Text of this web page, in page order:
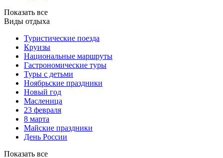
Показать все
Виды отдыха
Туристические поезда
Круизы
Национальные маршруты
Гастрономические туры
Туры с детьми
Ноябрьские праздники
Новый год
Масленица
23 февраля
8 марта
Майские праздники
День России
Показать все